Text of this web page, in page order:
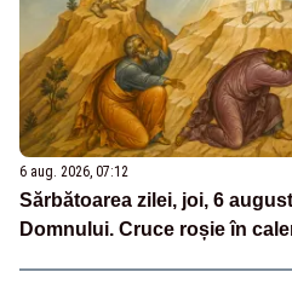
6 aug. 2026, 07:12
Sărbătoarea zilei, joi, 6
Domnului. Cruce roșie în